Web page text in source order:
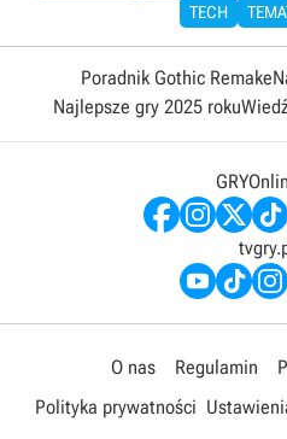
TECH
Poradnik Gothic Remake
Najlepsze gry 2025 roku
O nas Regulamin
Polityka prywatności